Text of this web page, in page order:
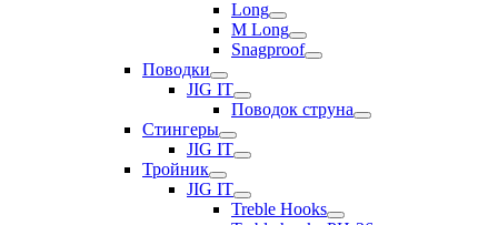
Long
M Long
Snagproof
Поводки
JIG IT
Поводок струна
Стингеры
JIG IT
Тройник
JIG IT
Treble Hooks